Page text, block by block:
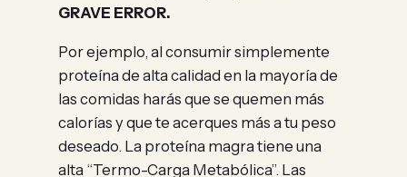
GRAVE ERROR.
Por ejemplo, al consumir simplemente
proteína de alta calidad en la mayoría de
las comidas harás que se quemen más
calorías y que te acerques más a tu peso
deseado. La proteína magra tiene una
alta “Termo-Carga Metabólica”. Las